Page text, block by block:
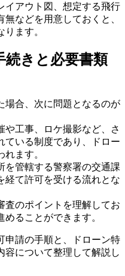
イアウト図、想定する飛行
などを用意しておくと、
ます。
続きと必要書類
場合、次に問題となるのが
や工事、ロケ撮影など、さ
ている制度であり、ドロー
ます。
を管轄する警察署の交通課
経て許可を受ける流れとな
査のポイントを理解してお
ることができます。
申請の手順と、ドローン特
容について整理して解説し